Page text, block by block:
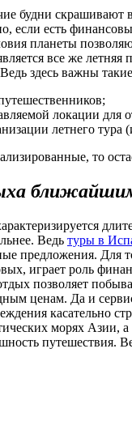
будни
если есть
планеты
все же
здесь важны
локации для
летнего
то
Ведь туры в
предложения.
играет роль
позволяет
ценам. Да и
касательно
морях
путешествия.